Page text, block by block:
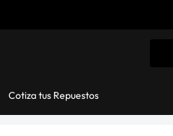
Cotiza tus Repuestos